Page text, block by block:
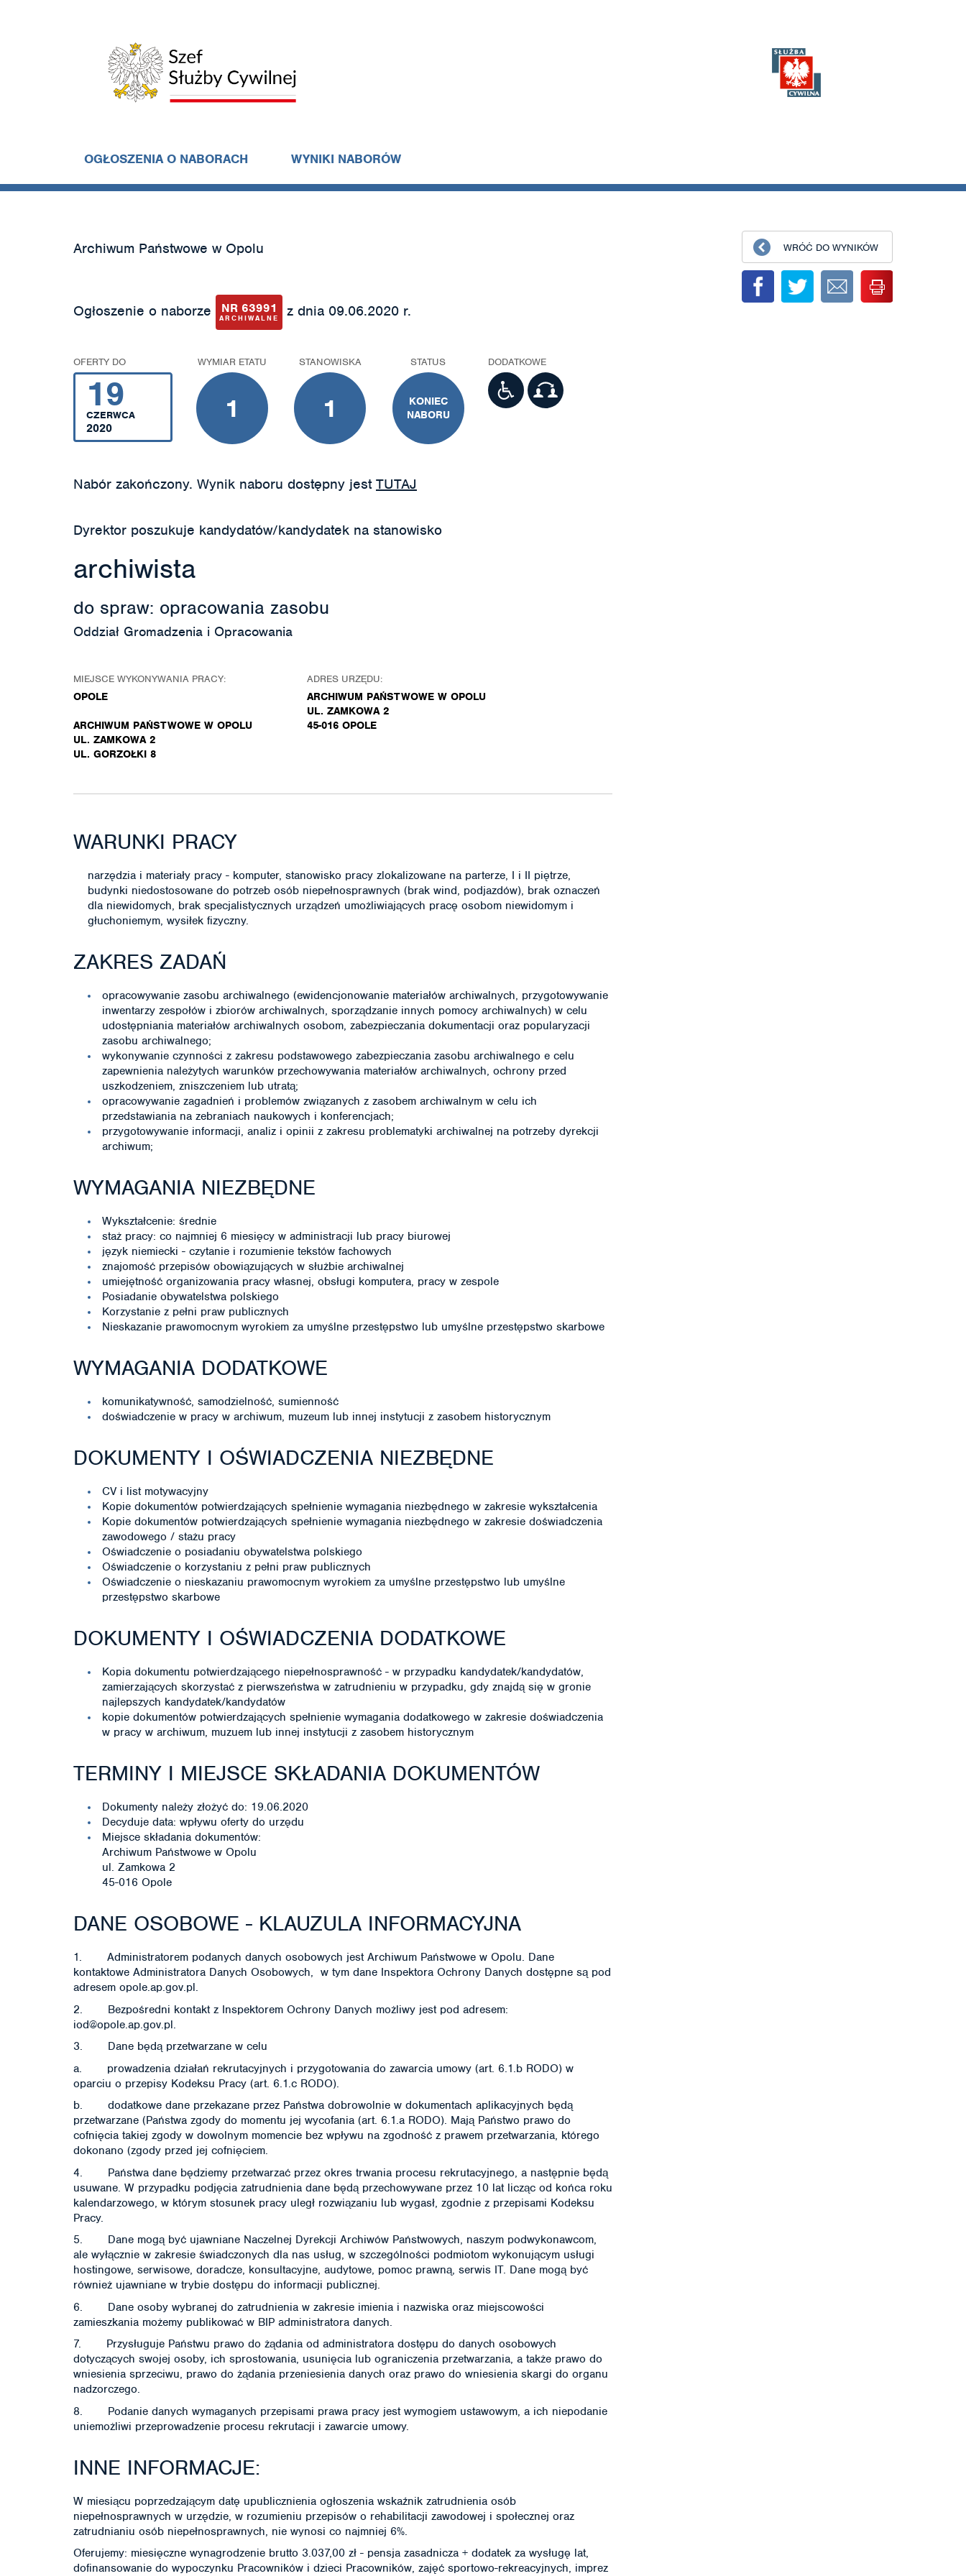
OGŁOSZENIA O NABORACH WYNIKI NABORÓW
Archiwum Państwowe w Opolu
Ogłoszenie o naborze NR 63991
ARCHIWALNE z dnia 09.06.2020 r.
OFERTY DO
19
CZERWCA
2020
WYMIAR ETATU
1
STANOWISKA
1
STATUS
KONIEC
NABORU
DODATKOWE
Nabór zakończony. Wynik naboru dostępny jest TUTAJ
Dyrektor poszukuje kandydatów/kandydatek na stanowisko
archiwista
do spraw: opracowania zasobu
Oddział Gromadzenia i Opracowania
MIEJSCE WYKONYWANIA PRACY:
OPOLE
ARCHIWUM PAŃSTWOWE W OPOLU
UL. ZAMKOWA 2
UL. GORZOŁKI 8
ADRES URZĘDU:
ARCHIWUM PAŃSTWOWE W OPOLU
UL. ZAMKOWA 2
45-016 OPOLE
WARUNKI PRACY
narzędzia i materiały pracy - komputer, stanowisko pracy zlokalizowane na parterze, I i II piętrze,
budynki niedostosowane do potrzeb osób niepełnosprawnych (brak wind, podjazdów), brak oznaczeń
dla niewidomych, brak specjalistycznych urządzeń umożliwiających pracę osobom niewidomym i
głuchoniemym, wysiłek fizyczny.
ZAKRES ZADAŃ
opracowywanie zasobu archiwalnego (ewidencjonowanie materiałów archiwalnych, przygotowywanie
inwentarzy zespołów i zbiorów archiwalnych, sporządzanie innych pomocy archiwalnych) w celu
udostępniania materiałów archiwalnych osobom, zabezpieczania dokumentacji oraz popularyzacji
zasobu archiwalnego;
wykonywanie czynności z zakresu podstawowego zabezpieczania zasobu archiwalnego e celu
zapewnienia należytych warunków przechowywania materiałów archiwalnych, ochrony przed
uszkodzeniem, zniszczeniem lub utratą;
opracowywanie zagadnień i problemów związanych z zasobem archiwalnym w celu ich
przedstawiania na zebraniach naukowych i konferencjach;
przygotowywanie informacji, analiz i opinii z zakresu problematyki archiwalnej na potrzeby dyrekcji
archiwum;
WYMAGANIA NIEZBĘDNE
Wykształcenie: średnie
staż pracy: co najmniej 6 miesięcy w administracji lub pracy biurowej
język niemiecki - czytanie i rozumienie tekstów fachowych
znajomość przepisów obowiązujących w służbie archiwalnej
umiejętność organizowania pracy własnej, obsługi komputera, pracy w zespole
Posiadanie obywatelstwa polskiego
Korzystanie z pełni praw publicznych
Nieskazanie prawomocnym wyrokiem za umyślne przestępstwo lub umyślne przestępstwo skarbowe
WYMAGANIA DODATKOWE
komunikatywność, samodzielność, sumienność
doświadczenie w pracy w archiwum, muzeum lub innej instytucji z zasobem historycznym
DOKUMENTY I OŚWIADCZENIA NIEZBĘDNE
CV i list motywacyjny
Kopie dokumentów potwierdzających spełnienie wymagania niezbędnego w zakresie wykształcenia
Kopie dokumentów potwierdzających spełnienie wymagania niezbędnego w zakresie doświadczenia
zawodowego / stażu pracy
Oświadczenie o posiadaniu obywatelstwa polskiego
Oświadczenie o korzystaniu z pełni praw publicznych
Oświadczenie o nieskazaniu prawomocnym wyrokiem za umyślne przestępstwo lub umyślne
przestępstwo skarbowe
DOKUMENTY I OŚWIADCZENIA DODATKOWE
Kopia dokumentu potwierdzającego niepełnosprawność - w przypadku kandydatek/kandydatów,
zamierzających skorzystać z pierwszeństwa w zatrudnieniu w przypadku, gdy znajdą się w gronie
najlepszych kandydatek/kandydatów
kopie dokumentów potwierdzających spełnienie wymagania dodatkowego w zakresie doświadczenia
w pracy w archiwum, muzuem lub innej instytucji z zasobem historycznym
TERMINY I MIEJSCE SKŁADANIA DOKUMENTÓW
Dokumenty należy złożyć do: 19.06.2020
Decyduje data: wpływu oferty do urzędu
Miejsce składania dokumentów:
Archiwum Państwowe w Opolu
ul. Zamkowa 2
45-016 Opole
DANE OSOBOWE - KLAUZULA INFORMACYJNA
1. Administratorem podanych danych osobowych jest Archiwum Państwowe w Opolu. Dane
kontaktowe Administratora Danych Osobowych, w tym dane Inspektora Ochrony Danych dostępne są pod
adresem opole.ap.gov.pl.
2. Bezpośredni kontakt z Inspektorem Ochrony Danych możliwy jest pod adresem:
iod@opole.ap.gov.pl.
3. Dane będą przetwarzane w celu
a. prowadzenia działań rekrutacyjnych i przygotowania do zawarcia umowy (art. 6.1.b RODO) w
oparciu o przepisy Kodeksu Pracy (art. 6.1.c RODO).
b. dodatkowe dane przekazane przez Państwa dobrowolnie w dokumentach aplikacyjnych będą
przetwarzane (Państwa zgody do momentu jej wycofania (art. 6.1.a RODO). Mają Państwo prawo do
cofnięcia takiej zgody w dowolnym momencie bez wpływu na zgodność z prawem przetwarzania, którego
dokonano (zgody przed jej cofnięciem.
4. Państwa dane będziemy przetwarzać przez okres trwania procesu rekrutacyjnego, a następnie będą
usuwane. W przypadku podjęcia zatrudnienia dane będą przechowywane przez 10 lat licząc od końca roku
kalendarzowego, w którym stosunek pracy uległ rozwiązaniu lub wygasł, zgodnie z przepisami Kodeksu
Pracy.
5. Dane mogą być ujawniane Naczelnej Dyrekcji Archiwów Państwowych, naszym podwykonawcom,
ale wyłącznie w zakresie świadczonych dla nas usług, w szczególności podmiotom wykonującym usługi
hostingowe, serwisowe, doradcze, konsultacyjne, audytowe, pomoc prawną, serwis IT. Dane mogą być
również ujawniane w trybie dostępu do informacji publicznej.
6. Dane osoby wybranej do zatrudnienia w zakresie imienia i nazwiska oraz miejscowości
zamieszkania możemy publikować w BIP administratora danych.
7. Przysługuje Państwu prawo do żądania od administratora dostępu do danych osobowych
dotyczących swojej osoby, ich sprostowania, usunięcia lub ograniczenia przetwarzania, a także prawo do
wniesienia sprzeciwu, prawo do żądania przeniesienia danych oraz prawo do wniesienia skargi do organu
nadzorczego.
8. Podanie danych wymaganych przepisami prawa pracy jest wymogiem ustawowym, a ich niepodanie
uniemożliwi przeprowadzenie procesu rekrutacji i zawarcie umowy.
INNE INFORMACJE:
W miesiącu poprzedzającym datę upublicznienia ogłoszenia wskaźnik zatrudnienia osób
niepełnosprawnych w urzędzie, w rozumieniu przepisów o rehabilitacji zawodowej i społecznej oraz
zatrudnianiu osób niepełnosprawnych, nie wynosi co najmniej 6%.
Oferujemy: miesięczne wynagrodzenie brutto 3.037,00 zł - pensja zasadnicza + dodatek za wysługę lat,
dofinansowanie do wypoczynku Pracowników i dzieci Pracowników, zajęć sportowo-rekreacyjnych, imprez
WRÓĆ DO WYNIKÓW